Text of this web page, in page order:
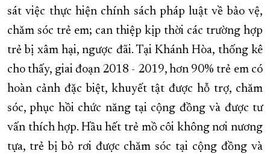
sát việc thực hiện chính sách pháp luật về bảo vệ,
chăm sóc trẻ em; can thiệp kịp thời các trường hợp
trẻ bị xâm hại, ngược đãi. Tại Khánh Hòa, thống kê
cho thấy, giai đoạn 2018 - 2019, hơn 90% trẻ em có
hoàn cảnh đặc biệt, khuyết tật được hỗ trợ, chăm
sóc, phục hồi chức năng tại cộng đồng và được tư
vấn thích hợp. Hầu hết trẻ mồ côi không nơi nương
tựa, trẻ bị bỏ rơi được chăm sóc tại cộng đồng và